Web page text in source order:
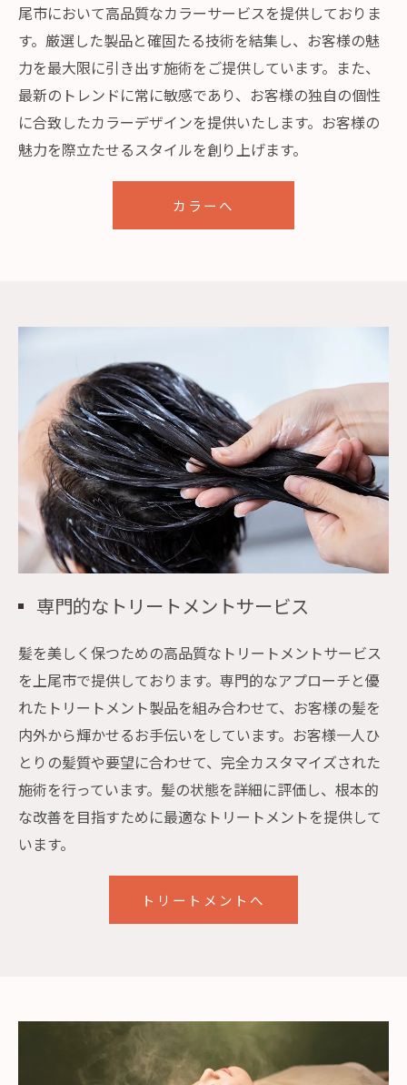
尾市において高品質なカラーサービスを提供しておりま
す。厳選した製品と確固たる技術を結集し、お客様の魅
力を最大限に引き出す施術をご提供しています。また、
最新のトレンドに常に敏感であり、お客様の独自の個性
に合致したカラーデザインを提供いたします。お客様の
魅力を際立たせるスタイルを創り上げます。
カラーへ
専門的なトリートメントサービス
髪を美しく保つための高品質なトリートメントサービス
を上尾市で提供しております。専門的なアプローチと優
れたトリートメント製品を組み合わせて、お客様の髪を
内外から輝かせるお手伝いをしています。お客様一人ひ
とりの髪質や要望に合わせて、完全カスタマイズされた
施術を行っています。髪の状態を詳細に評価し、根本的
な改善を目指すために最適なトリートメントを提供して
います。
トリートメントへ